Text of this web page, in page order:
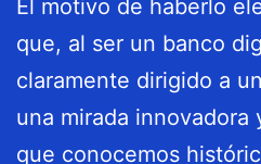
El motivo de haberlo
que, al ser un banco
claramente dirigido a
una mirada innovadora
que conocemos